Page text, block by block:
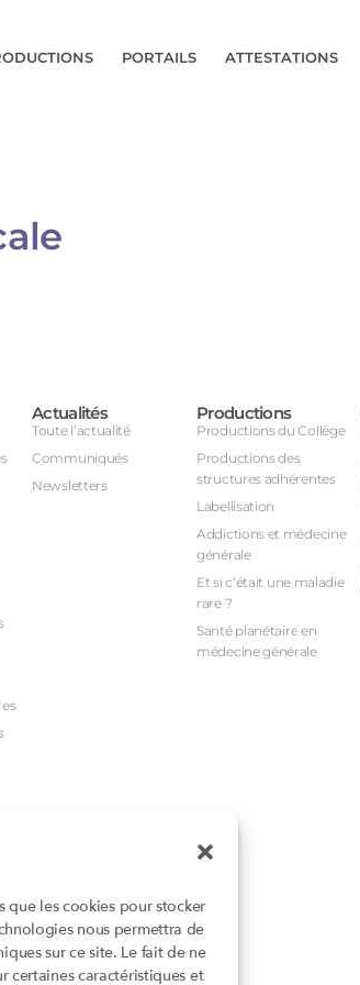
que les cookies pour stocker
nous permettra de
sur ce site. Le fait de ne
certaines caractéristiques et
PORTAILS ATTESTATIONS
Actualités
Toute l’actualité
Communiqués
Newsletters
Productions
Productions du Collège
Productions des
structures adhérentes
Labellisation
Addictions et médecine
générale
Et si c’était une maladie
rare ?
Santé planétaire en
médecine générale